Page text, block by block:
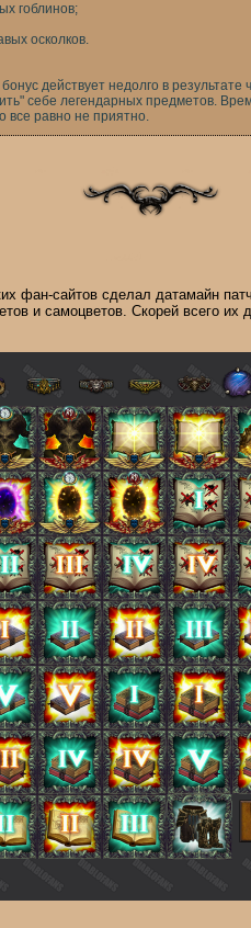
гоблинов;
осколков.
действует недолго в
себе легендарных предметов.
все равно не приятно.
фан-сайтов сделал датамайн
и самоцветов. Скорей всего их